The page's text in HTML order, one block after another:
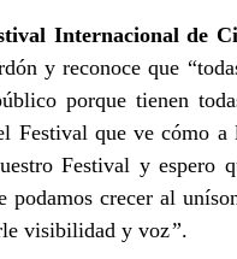
Internacional de
y reconoce que
porque tienen
Festival que ve cómo
Festival y espero
podamos crecer al
visibilidad y voz”.